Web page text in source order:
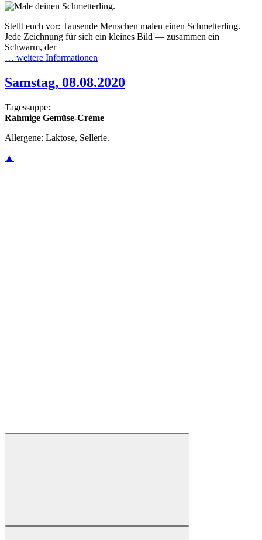
Stellt euch vor: Tausende Menschen malen einen Schmetterling.
Jede Zeichnung für sich ein kleines Bild — zusammen ein
Schwarm, der
… weitere Informationen
Samstag, 08.08.2020
Tagessuppe:
Rahmige Gemüse-Crème
Allergene: Laktose, Sellerie.
▲